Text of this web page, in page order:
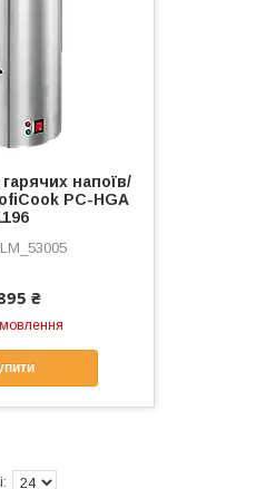
напоїв/
PC-HGA
₴